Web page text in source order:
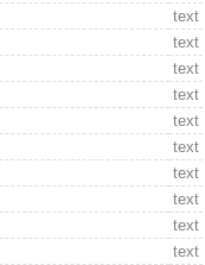
text
text
text
text
text
text
text
text
text
text